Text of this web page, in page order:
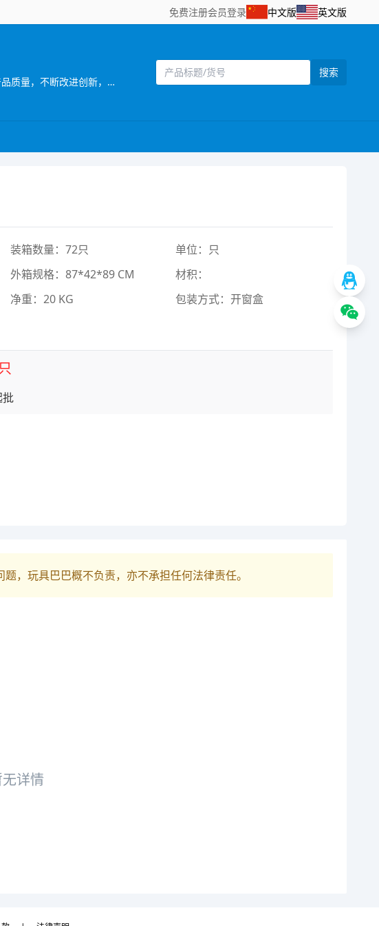
免费注册会员登录 中文版 英文版
[主营]：；汕头市澄海区育彬玩具厂自创建以来，一贯奉行“质量为本，信誉第一”的经营 ；宗旨，严格控制产品质量，不断改进创新，确保产品符合相关质量标准和客户要求，凭借自身优势及准确的市场定位，使产品更具吸引力和趣味性，倍受客户好评. ； ； ； ；汕头市澄海区育彬玩具厂专业生产回力车,回力工程车,回力机场套装,回力消防车,惯性车等.欢迎海内外客商前来参观，洽谈业务，携手共创灿烂辉煌明天. ；
搜索
装箱数量：72只
单位：只
外箱规格：87*42*89 CM
材积：
净重：20 KG 包装方式：开窗盒
批
，玩具巴巴概不负责，亦不承担任何法律责任。
详情